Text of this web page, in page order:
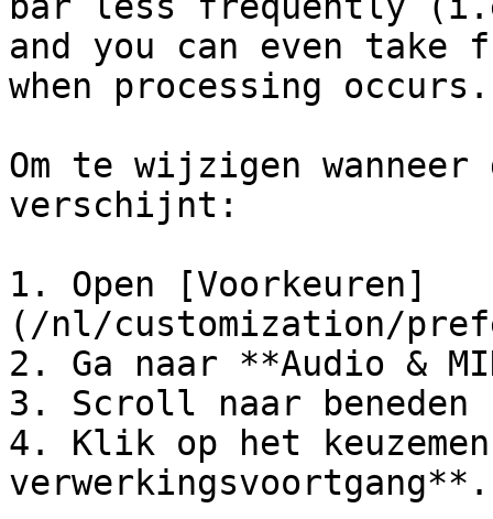
and you can even
when processing occurs.
Om te wijzigen
verschijnt:
1. Open [Voorkeuren]
(/nl/customization/
2. Ga naar **Audio &
3. Scroll naar
4. Klik op het
verwerkingsvoortgang**.